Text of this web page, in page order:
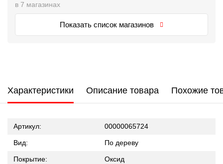
в 7 магазинах
Показать список магазинов
Характеристики Описание товара Похожие
Артикул: 00000065724
Вид: По дереву
Покрытие: Оксид